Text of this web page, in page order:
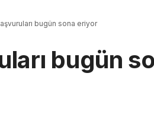
bugün sona eriyor
bugün